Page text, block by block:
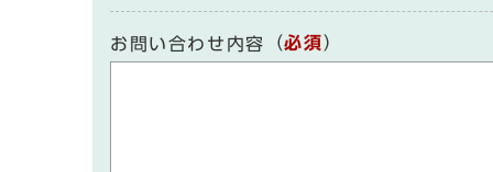
お問い合わせ内容 （必須）